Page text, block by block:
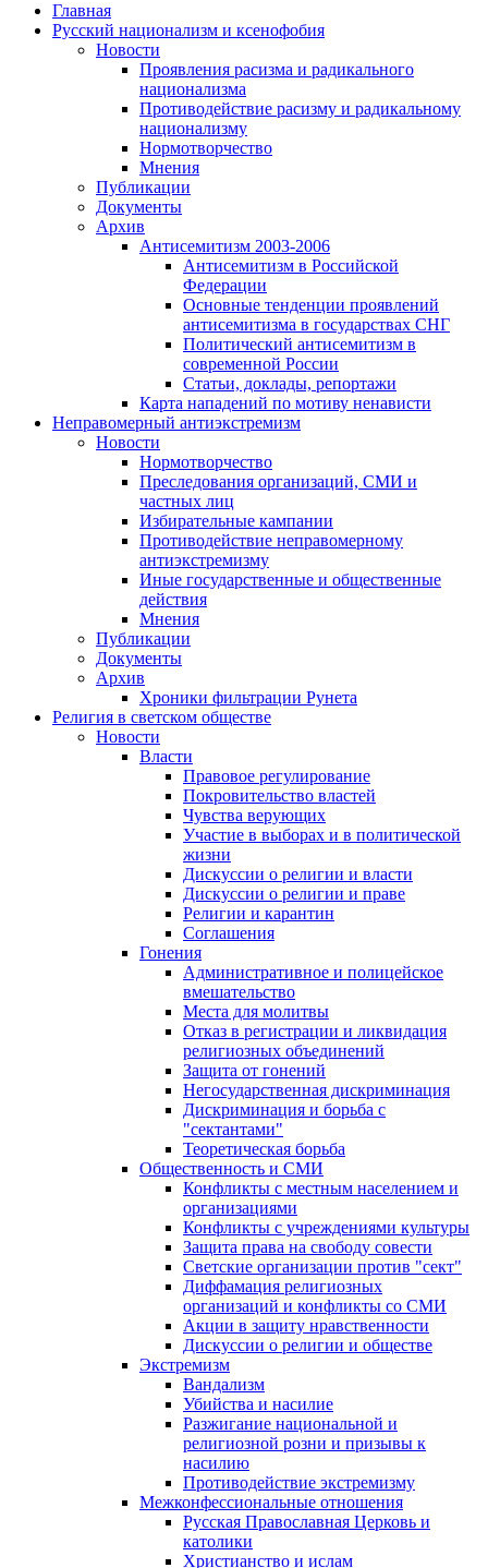
Главная
Русский национализм и ксенофобия
Новости
Проявления расизма и радикального
национализма
Противодействие расизму и радикальному
национализму
Нормотворчество
Мнения
Публикации
Документы
Архив
Антисемитизм 2003-2006
Антисемитизм в Российской
Федерации
Основные тенденции проявлений
антисемитизма в государствах СНГ
Политический антисемитизм в
современной России
Статьи, доклады, репортажи
Карта нападений по мотиву ненависти
Неправомерный антиэкстремизм
Новости
Нормотворчество
Преследования организаций, СМИ и
частных лиц
Избирательные кампании
Противодействие неправомерному
антиэкстремизму
Иные государственные и общественные
действия
Мнения
Публикации
Документы
Архив
Хроники фильтрации Рунета
Религия в светском обществе
Новости
Власти
Правовое регулирование
Покровительство властей
Чувства верующих
Участие в выборах и в политической
жизни
Дискуссии о религии и власти
Дискуссии о религии и праве
Религии и карантин
Соглашения
Гонения
Административное и полицейское
вмешательство
Места для молитвы
Отказ в регистрации и ликвидация
религиозных объединений
Защита от гонений
Негосударственная дискриминация
Дискриминация и борьба с
"сектантами"
Теоретическая борьба
Общественность и СМИ
Конфликты с местным населением и
организациями
Конфликты с учреждениями культуры
Защита права на свободу совести
Светские организации против "сект"
Диффамация религиозных
организаций и конфликты со СМИ
Акции в защиту нравственности
Дискуссии о религии и обществе
Экстремизм
Вандализм
Убийства и насилие
Разжигание национальной и
религиозной розни и призывы к
насилию
Противодействие экстремизму
Межконфессиональные отношения
Русская Православная Церковь и
католики
Христианство и ислам